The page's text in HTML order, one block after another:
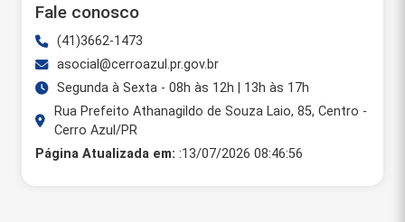
Fale conosco
(41)3662-1473
asocial@cerroazul.pr.gov.br
Segunda à Sexta - 08h às 12h | 13h às 17h
Rua Prefeito Athanagildo de Souza Laio, 85, Centro -
Cerro Azul/PR
Página Atualizada em: :13/07/2026 08:46:56